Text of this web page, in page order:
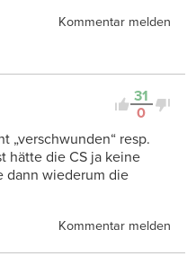
Kommentar melden
31
0
„verschwunden“ resp.
hätte die CS ja keine
dann wiederum die
Kommentar melden